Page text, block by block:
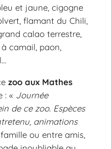
et jaune, cigogne
flamant du Chili,
calao terrestre,
camail, paon,
zoo aux Mathes
: « Journée
de ce zoo. Espèces
animations
ou entre amis,